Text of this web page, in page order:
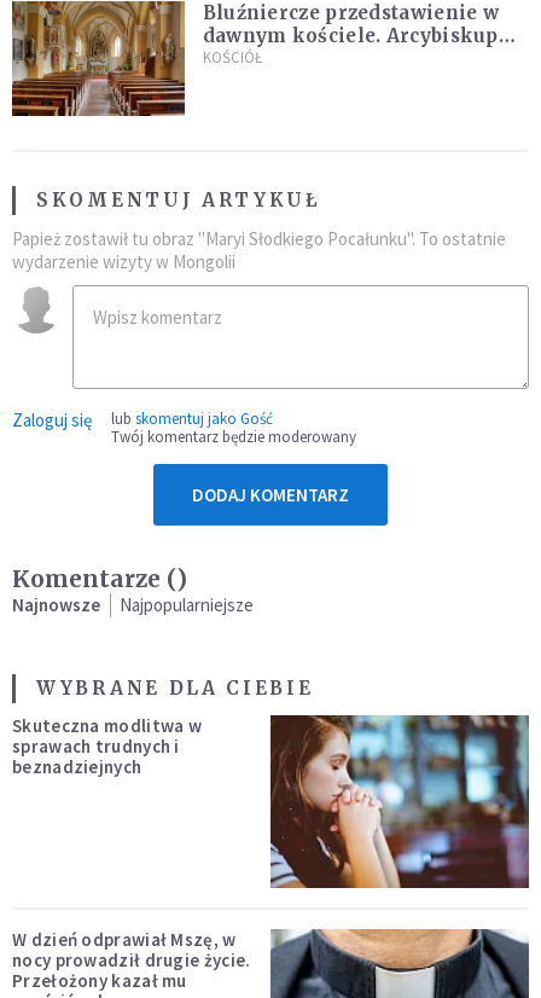
Bluźniercze przedstawienie w
dawnym kościele. Arcybiskup
stanowczo reaguje
KOŚCIÓŁ
SKOMENTUJ ARTYKUŁ
Papież zostawił tu obraz "Maryi Słodkiego Pocałunku". To ostatnie
wydarzenie wizyty w Mongolii
Zaloguj się lub skomentuj jako Gość
Twój komentarz będzie moderowany
DODAJ KOMENTARZ
Komentarze ()
Najnowsze Najpopularniejsze
WYBRANE DLA CIEBIE
Skuteczna modlitwa w
sprawach trudnych i
beznadziejnych
W dzień odprawiał Mszę, w
nocy prowadził drugie życie.
Przełożony kazał mu